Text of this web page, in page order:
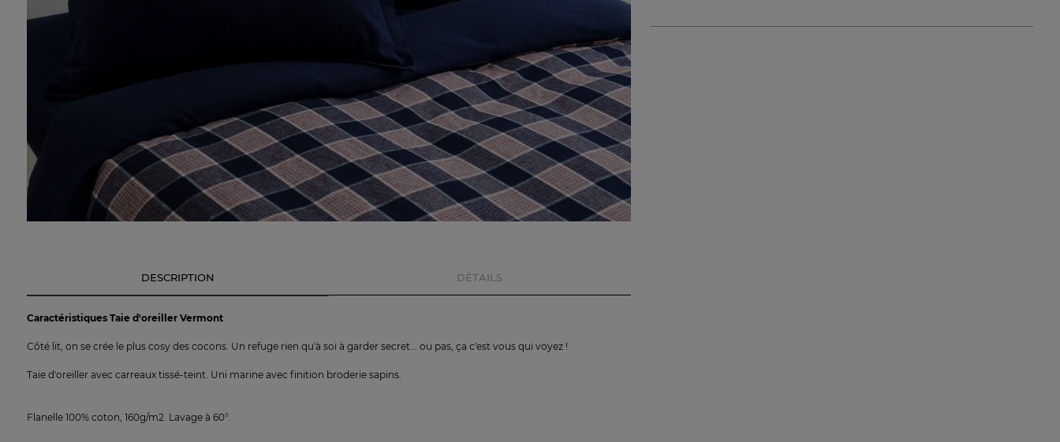
DESCRIPTION DÉTAILS
Caractéristiques Taie d'oreiller Vermont
Côté lit, on se crée le plus cosy des cocons. Un refuge rien qu'à soi à garder secret... ou pas, ça c'est vous qui voyez !
Taie d'oreiller avec carreaux tissé-teint. Uni marine avec finition broderie sapins.
Flanelle 100% coton, 160g/m2. Lavage à 60°.